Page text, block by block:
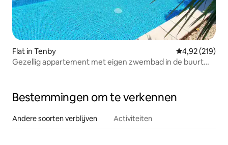
Flat in Tenby Gemiddelde
4,92 (219)
Gezellig appartement met eigen zwembad in de buurt
Bestemmingen om te verkennen
Andere soorten verblijven Activiteiten